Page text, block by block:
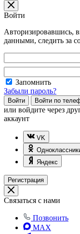
Войти
Авторизировавшись,
данными, следить за
Запомнить
Забыли пароль?
Войти Войти по
или войдите через
аккаунт
VK
Яндекс
Регистрация
Связаться с нами
Позвонить
MAX